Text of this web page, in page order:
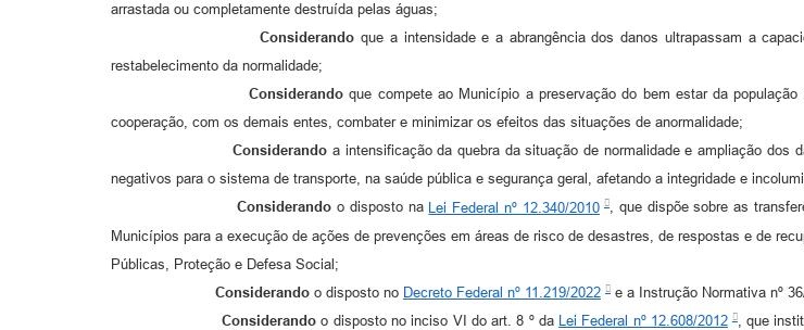
arrastada ou completamente destruída pelas águas;
Considerando que a intensidade e a abrangência dos danos ultrapassam a
restabelecimento da normalidade;
Considerando que compete ao Município a preservação do bem estar da
cooperação, com os demais entes, combater e minimizar os efeitos das situações de anormalidade;
Considerando a intensificação da quebra da situação de normalidade e ampliação
negativos para o sistema de transporte, na saúde pública e segurança geral, afetando a integridade e
Considerando o disposto na Lei Federal nº 12.340/2010 , que dispõe sobre as
Municípios para a execução de ações de prevenções em áreas de risco de desastres, de respostas e de
Públicas, Proteção e Defesa Social;
Considerando o disposto no Decreto Federal nº 11.219/2022
e a Instrução Normativa nº
Considerando o disposto no inciso VI do art. 8 º da Lei Federal nº 12.608/2012 , que